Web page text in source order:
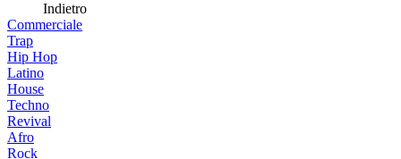
Indietro
Commerciale
Trap
Hip Hop
Latino
House
Techno
Revival
Afro
Rock